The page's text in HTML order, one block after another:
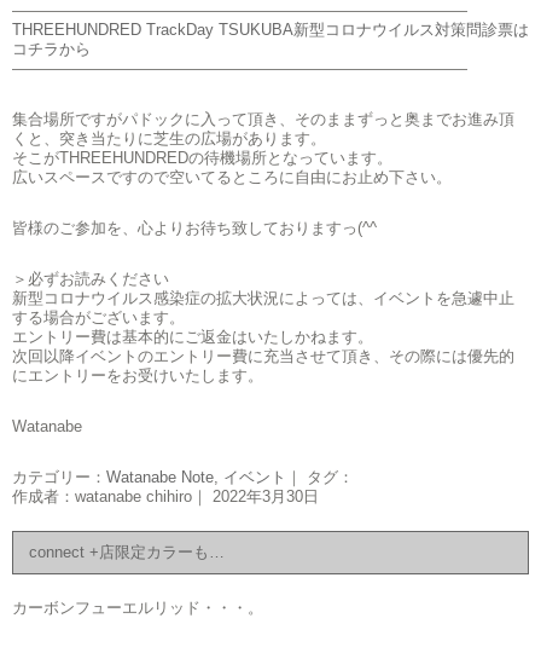
—————————————————————————————
THREEHUNDRED TrackDay TSUKUBA新型コロナウイルス対策問診票は
コチラから
—————————————————————————————
集合場所ですがパドックに入って頂き、そのままずっと奥までお進み頂
くと、突き当たりに芝生の広場があります。
そこがTHREEHUNDREDの待機場所となっています。
広いスペースですので空いてるところに自由にお止め下さい。
皆様のご参加を、心よりお待ち致しておりますっ(^^ゞ
＞必ずお読みください
新型コロナウイルス感染症の拡大状況によっては、イベントを急遽中止
する場合がございます。
エントリー費は基本的にご返金はいたしかねます。
次回以降イベントのエントリー費に充当させて頂き、その際には優先的
にエントリーをお受けいたします。
Watanabe
カテゴリー： Watanabe Note, イベント ｜ タグ：
作成者：watanabe chihiro｜ 2022年3月30日
connect +店限定カラーも…
カーボンフューエルリッド・・・。